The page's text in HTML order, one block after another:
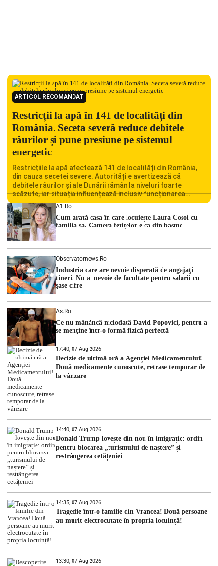
ARTICOL RECOMANDAT
Restricții la apă în 141 de localități din
România. Seceta severă reduce debitele
râurilor și pune presiune pe sistemul
energetic
Restricțiile la apă afectează 141 de localități din România,
din cauza secetei severe. Autoritățile avertizează că
debitele râurilor și ale Dunării rămân la niveluri foarte
scăzute, iar situația influențează inclusiv funcționarea
Centralei Nucleare de la Cernavodă. România se confruntă
cu una dintre cele mai dificile perioade din punct de vedere
hidrologic din ultimii ani. Lipsa […]
A1.ro
Cum arată casa în care locuiește Laura Cosoi cu
familia sa. Camera fetițelor e ca din basme
Observatornews.ro
Industria care are nevoie disperată de angajaţi
tineri. Nu ai nevoie de facultate pentru salarii cu
şase cifre
As.ro
Ce nu mănâncă niciodată David Popovici, pentru a
se menţine într-o formă fizică perfectă
17:40, 07 Aug 2026
Decizie de ultimă oră a Agenției Medicamentului!
Două medicamente cunoscute, retrase temporar de
la vânzare
14:40, 07 Aug 2026
Donald Trump lovește din nou în imigrație: ordin
pentru blocarea „turismului de naștere” și
restrângerea cetățeniei
14:35, 07 Aug 2026
Tragedie într-o familie din Vrancea! Două persoane
au murit electrocutate în propria locuință!
13:30, 07 Aug 2026